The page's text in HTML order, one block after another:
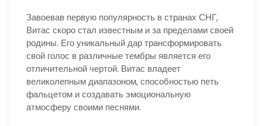
Завоевав первую популярность в странах СНГ,
Витас скоро стал известным и за пределами своей
родины. Его уникальный дар трансформировать
свой голос в различные тембры является его
отличительной чертой. Витас владеет
великолепным диапазоном, способностью петь
фальцетом и создавать эмоциональную
атмосферу своими песнями.